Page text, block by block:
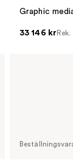
Graphic
33 146 kr Rek.